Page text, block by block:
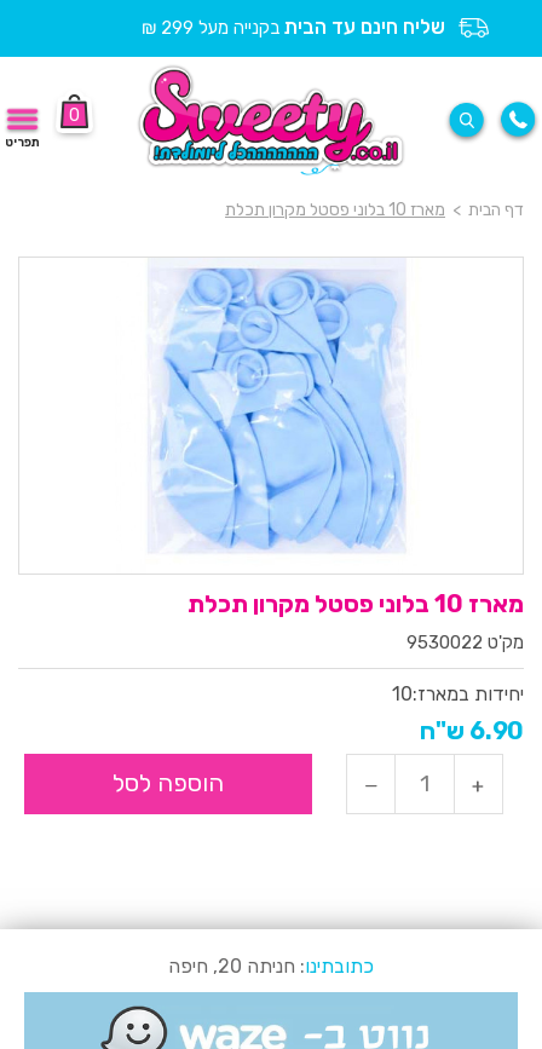
שליח חינם עד הבית בקנייה מעל 299 ₪
0
תפריט
דף הבית > מארז 10 בלוני פסטל מקרון תכלת
מארז 10 בלוני פסטל מקרון תכלת
מק'ט 9530022
יחידות במארז:10
6.90 ש"ח
הוספה לסל
כתובתינו: חניתה 20, חיפה